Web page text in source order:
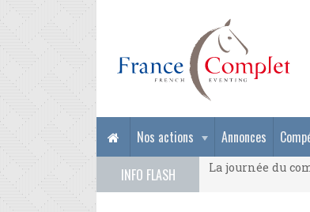
Nos actions Annonces
INFO FLASH
La journée du
La journée du